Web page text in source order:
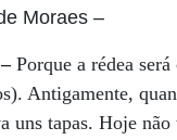
Moraes –
Porque a rédea
Antigamente,
uns tapas. Hoje